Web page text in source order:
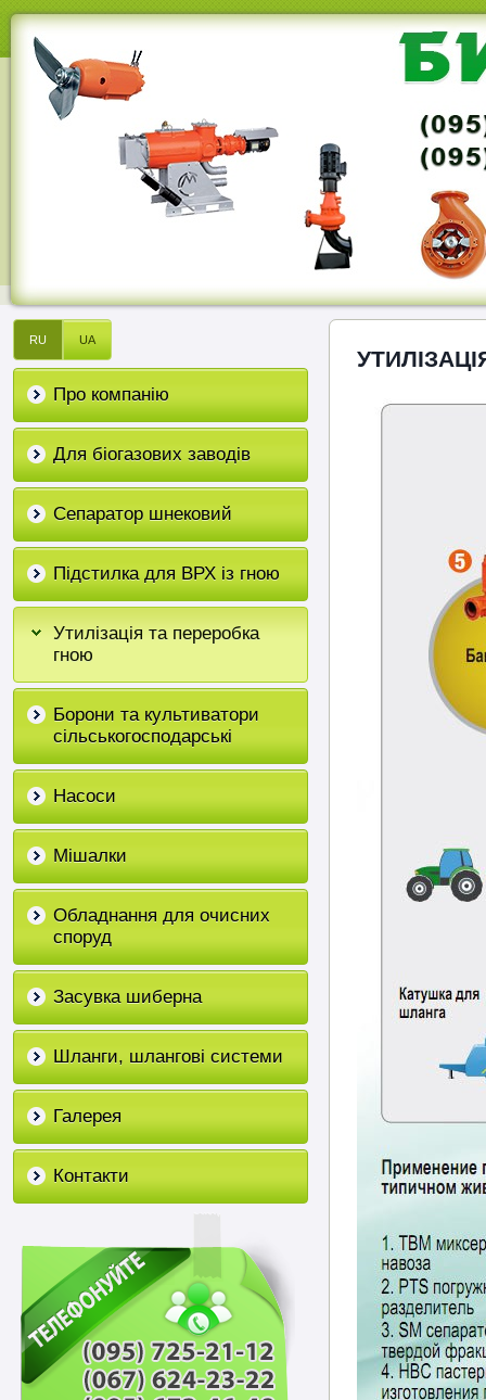
RU UA
Про компанію
Для біогазових заводів
Сепаратор шнековий
Підстилка для ВРХ із гною
Утилізація та переробка
гною
Борони та культиватори
сільськогосподарські
Насоси
Мішалки
Обладнання для очисних
споруд
Засувка шиберна
Шланги, шлангові системи
Галерея
Контакти